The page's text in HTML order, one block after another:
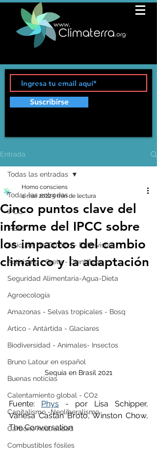
Suscribirse
Entrada
Todas las entradas
IPCC
IPBES
Artículos de Opinión - Entrevistas
Activismo - Greta - Científicos
Seguridad Alimentaria-Agua-Dieta
Agroecología
Amazonas - Selvas tropicales - Bosq
Artico - Antártida - Glaciares
Biodiversidad - Animales- Insectos
Bruno Latour en español
Buenas noticias
Calentamiento global - CO2
Capitalismo -Neoliberalismo
Carbono neutralidad
Combustibles fósiles
Todas las entradas
Cinco puntos clave del
informe del IPCC sobre
los impactos del cambio
climático y la adaptación
Homo consciens
4 mar 20225 min de lectura
Sequía en Brasil 2021
Fuente: Phys - por Lisa Schipper,
Vanesa Castán Broto, Winston Chow,
The Conversation